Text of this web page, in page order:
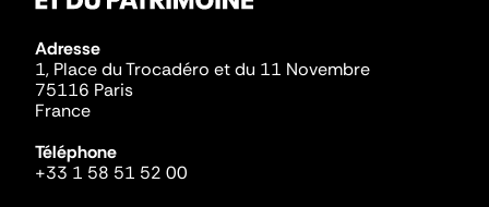
Adresse
1, Place du Trocadéro et du 11 Novembre
75116 Paris
France
Téléphone
+33 1 58 51 52 00